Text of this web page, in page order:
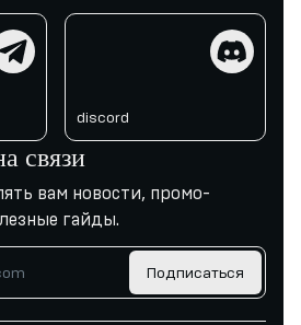
discord
связи
вам новости, промо-
гайды.
Подписаться